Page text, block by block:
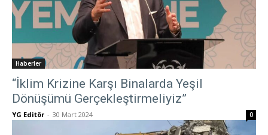
Haberler
“İklim Krizine Karşı Binalarda Yeşil
Dönüşümü Gerçekleştirmeliyiz”
YG Editör - 30 Mart 2024 0